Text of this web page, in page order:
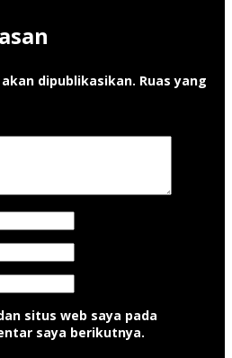
dipublikasikan. Ruas yang
situs web saya pada
saya berikutnya.